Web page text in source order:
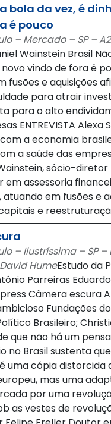
bola da vez, é
é pouco
– Mercado – SP –
Wainstein Brasil
vindo de fora é
fusões e aquisições
para atrair
para o alto
ENTREVISTA Alexa
com a economia
a saúde das
sócio-diretor
em assessoria
em fusões e
e
– Ilustríssima – SP –
HumeEstudo da
Parreiras
Câmera escura
Fundações do
Brasileiro;
que não há um
no Brasil sustenta
uma cópia distorcida
mas uma
por uma
as vestes de